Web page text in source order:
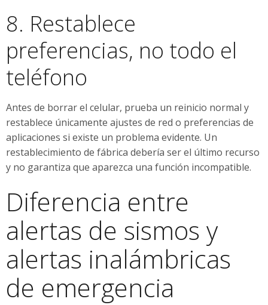
8. Restablece
preferencias, no todo el
teléfono
Antes de borrar el celular, prueba un reinicio normal y
restablece únicamente ajustes de red o preferencias de
aplicaciones si existe un problema evidente. Un
restablecimiento de fábrica debería ser el último recurso
y no garantiza que aparezca una función incompatible.
Diferencia entre
alertas de sismos y
alertas inalámbricas
de emergencia